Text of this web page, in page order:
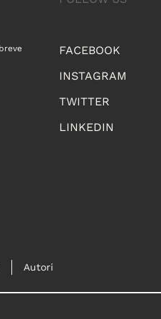
FACEBOOK
INSTAGRAM
TWITTER
LINKEDIN
Autori